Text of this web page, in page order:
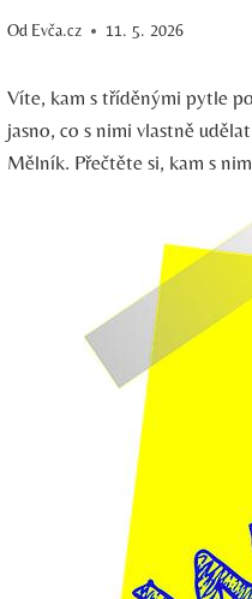
Od Evča.cz 11. 5. 2026
Víte, kam s tříděnými pytle
jasno, co s nimi vlastně
Mělník. Přečtěte si, kam s